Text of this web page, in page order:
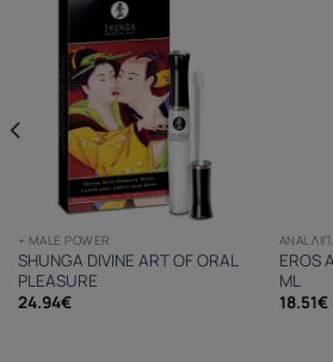
+ MALE POWER
SHUNGA DIVINE ART OF ORAL
PLEASURE
24.94€
ANAL
EROS
ML
18.51€